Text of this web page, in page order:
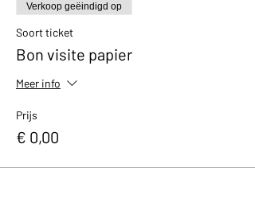
Verkoop geëindigd op
Soort ticket
Bon visite papier
Meer info
Prijs
€ 0,00